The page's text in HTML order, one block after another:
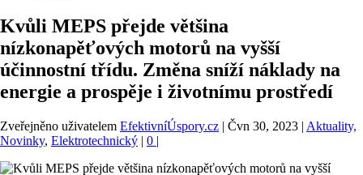
Kvůli MEPS přejde většina
nízkonapěťových motorů na vyšší
účinnostní třídu. Změna sníží náklady na
energie a prospěje i životnímu prostředí
Zveřejněno uživatelem EfektivníÚspory.cz | Čvn 30, 2023 | Aktuality,
Novinky, Elektrotechnický | 0 |